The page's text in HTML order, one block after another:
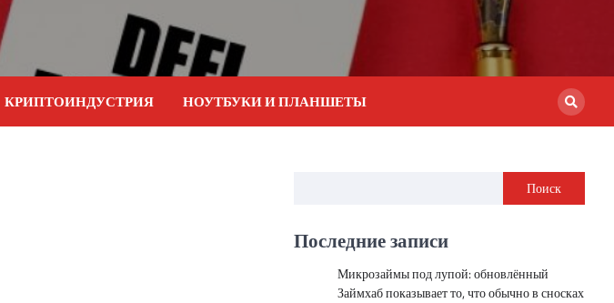
КРИПТОИНДУСТРИЯ НОУТБУКИ И ПЛАНШЕТЫ
Поиск
Последние записи
Микрозаймы под лупой: обновлённый
Займхаб показывает то, что обычно в сносках